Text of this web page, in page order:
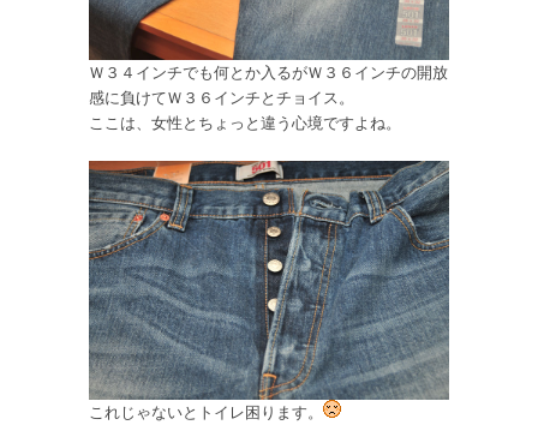
Ｗ３４インチでも何とか入るがＷ３６インチの開放
感に負けてＷ３６インチとチョイス。
ここは、女性とちょっと違う心境ですよね。
これじゃないとトイレ困ります。